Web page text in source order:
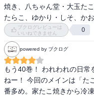
焼き、八ちゃん堂・大玉た
たらこ、ゆかり・しそ、か
ブクログレビューは
いいねできません
0
powered by ブクログ
もう40巻！ われわれの日常
ねー！ 今回のメインは「た
番多め。家たこ焼きから冷